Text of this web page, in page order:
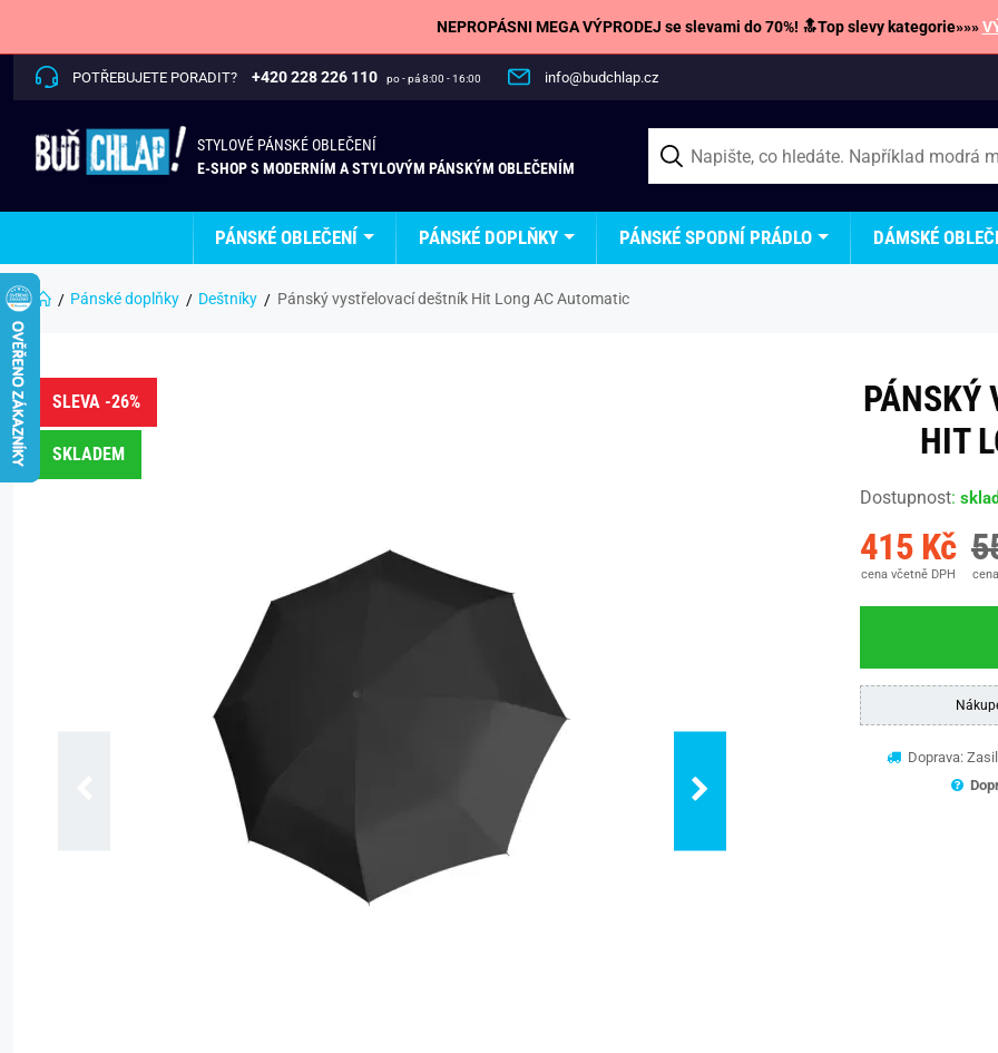
NEPROPÁSNI MEGA VÝPRODEJ se slevami do 70%! 🔝Top slevy kategorie»»»
POTŘEBUJETE PORADIT? +420 228 226 110 po - pá 8:00 - 16:00 info@budchlap.cz
STYLOVÉ PÁNSKÉ OBLEČENÍ
E-SHOP S MODERNÍM A STYLOVÝM PÁNSKÝM OBLEČENÍM
PÁNSKÉ OBLEČENÍ PÁNSKÉ DOPLŇKY PÁNSKÉ SPODNÍ PRÁDLO DÁMSKÉ
Pánské doplňky Deštníky Pánský vystřelovací deštník Hit Long AC Automatic
SLEVA -26%
SKLADEM
PÁNSKÝ
HIT
Dostupnost:
415 Kč
cena včetně DPH
Doprava: